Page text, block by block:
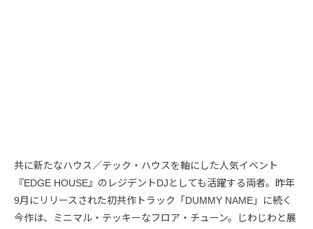
共に新たなハウス／テック・ハウスを軸にした人気イベント
『EDGE HOUSE』のレジデントDJとしても活躍する両者。昨年
9月にリリースされた初共作トラック「DUMMY NAME」に続く
今作は、ミニマル・テッキーなフロア・チューン。じわじわと展